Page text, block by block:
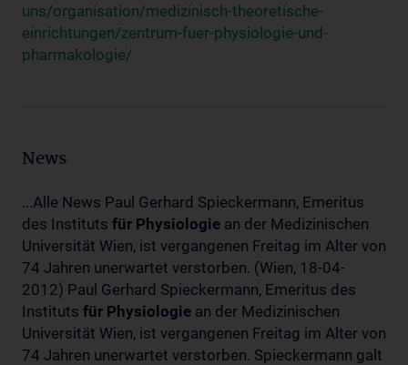
uns/organisation/medizinisch-theoretische-
einrichtungen/zentrum-fuer-physiologie-und-
pharmakologie/
News
...Alle News Paul Gerhard Spieckermann, Emeritus
des Instituts für Physiologie an der Medizinischen
Universität Wien, ist vergangenen Freitag im Alter von
74 Jahren unerwartet verstorben. (Wien, 18-04-
2012) Paul Gerhard Spieckermann, Emeritus des
Instituts für Physiologie an der Medizinischen
Universität Wien, ist vergangenen Freitag im Alter von
74 Jahren unerwartet verstorben. Spieckermann galt